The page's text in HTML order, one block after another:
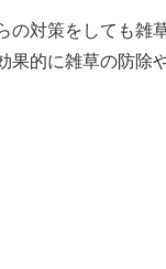
の対策をしても雑
果的に雑草の防除